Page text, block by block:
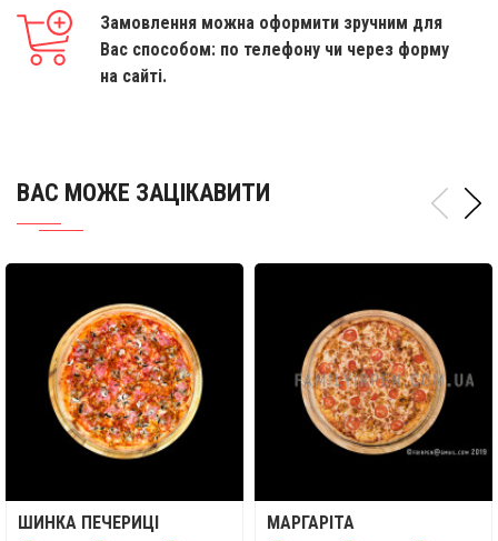
Замовлення можна оформити зручним для
Вас способом: по телефону чи через форму
на сайті.
ВАС МОЖЕ ЗАЦІКАВИТИ
ШИНКА ПЕЧЕРИЦІ МАРГАРІТА